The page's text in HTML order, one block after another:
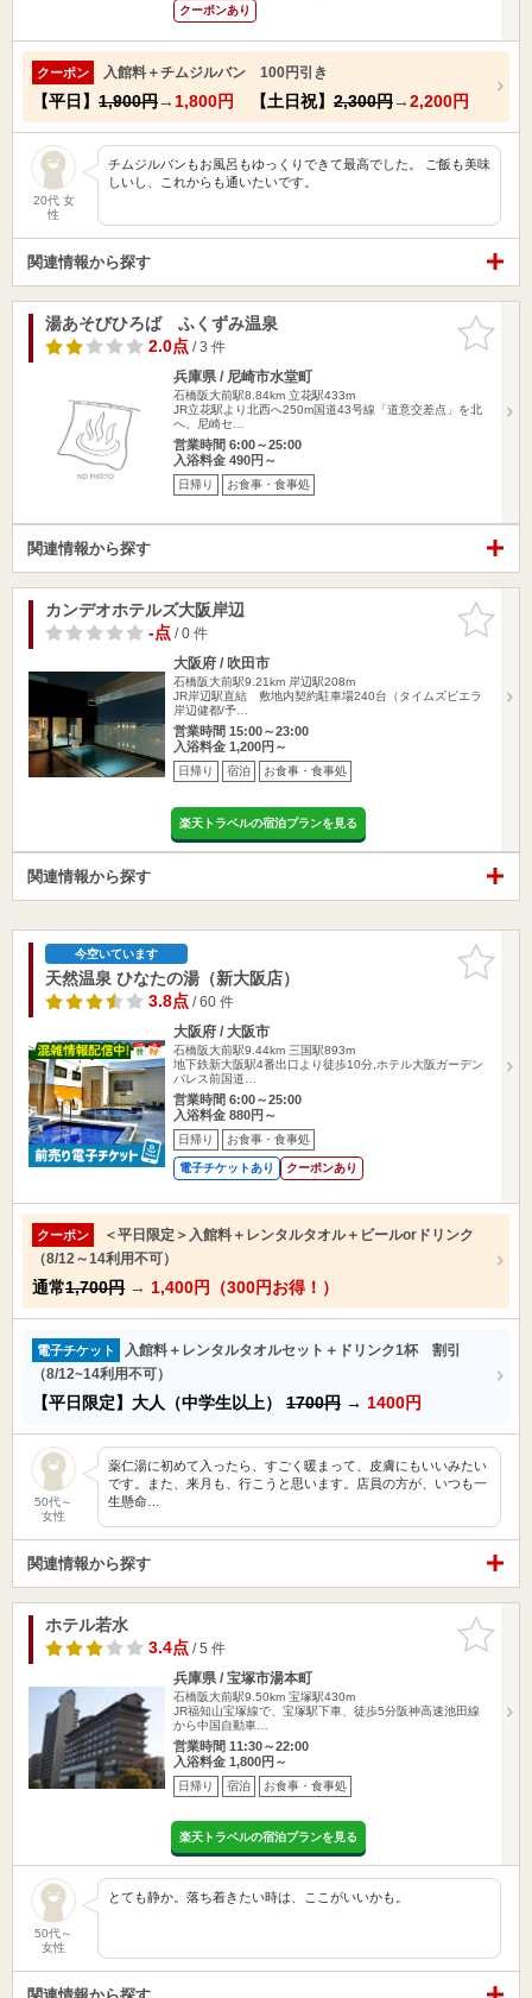
クーポンあり
クーポン 入館料＋チムジルバン 100円引き
【平日】 1,900円→ 1,800円 【土日祝】 2,300円→2,200円
20代 女
性
チムジルバンもお風呂もゆっくりできて最高でした。 ご飯も美味
しいし、これからも通いたいです。
関連情報から探す
お気に入
りに追加
湯あそびひろば ふくずみ温泉
2.0点/ 3 件
兵庫県 / 尼崎市水堂町
石橋阪大前駅8.84km 立花駅433m
JR立花駅より北西へ250m国道43号線「道意交差点」を北
へ、尼崎セ…
営業時間 6:00～25:00
入浴料金 490円～
日帰り お食事・食事処
関連情報から探す
お気に入
りに追加
カンデオホテルズ大阪岸辺
-点/ 0 件
大阪府 / 吹田市
石橋阪大前駅9.21km 岸辺駅208m
JR岸辺駅直結 敷地内契約駐車場240台（タイムズビエラ
岸辺健都/予…
営業時間 15:00～23:00
入浴料金 1,200円～
日帰り 宿泊 お食事・食事処
楽天トラベルの宿泊プランを見る
関連情報から探す
お気に入
りに追加
今空いています
天然温泉 ひなたの湯（新大阪店）
3.8点/ 60 件
大阪府 / 大阪市
石橋阪大前駅9.44km 三国駅893m
地下鉄新大阪駅4番出口より徒歩10分,ホテル大阪ガーデン
パレス前国道…
営業時間 6:00～25:00
入浴料金 880円～
日帰り お食事・食事処
電子チケットあり クーポンあり
クーポン
＜平日限定＞入館料＋レンタルタオル＋ビールorドリンク
（8/12～14利用不可）
通常1,700円 → 1,400円（300円お得！）
電子チケット
入館料＋レンタルタオルセット＋ドリンク1杯 割引
（8/12~14利用不可）
【平日限定】大人（中学生以上） 1700円 → 1400円
50代～
女性
薬仁湯に初めて入ったら、すごく暖まって、皮膚にもいいみたい
です。また、来月も、行こうと思います。店員の方が、いつも一
生懸命…
関連情報から探す
お気に入
りに追加
ホテル若水
3.4点/ 5 件
兵庫県 / 宝塚市湯本町
石橋阪大前駅9.50km 宝塚駅430m
JR福知山宝塚線で、宝塚駅下車、徒歩5分阪神高速池田線
から中国自動車…
営業時間 11:30～22:00
入浴料金 1,800円～
日帰り 宿泊 お食事・食事処
楽天トラベルの宿泊プランを見る
50代～
女性
とても静か。落ち着きたい時は、ここがいいかも。